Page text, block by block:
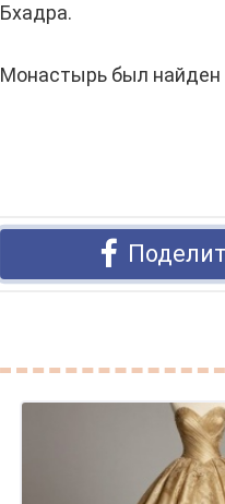
Бхадра.
Монастырь был найден